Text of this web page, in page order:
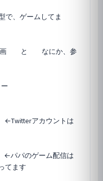
で、ゲームしてま
動画 と なにか、参
←Twitterアカウントは
←パパのゲーム配信は
てます